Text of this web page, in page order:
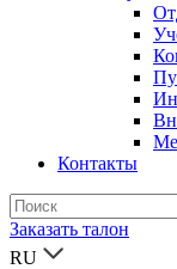
Контакты
Заказать талон
RU